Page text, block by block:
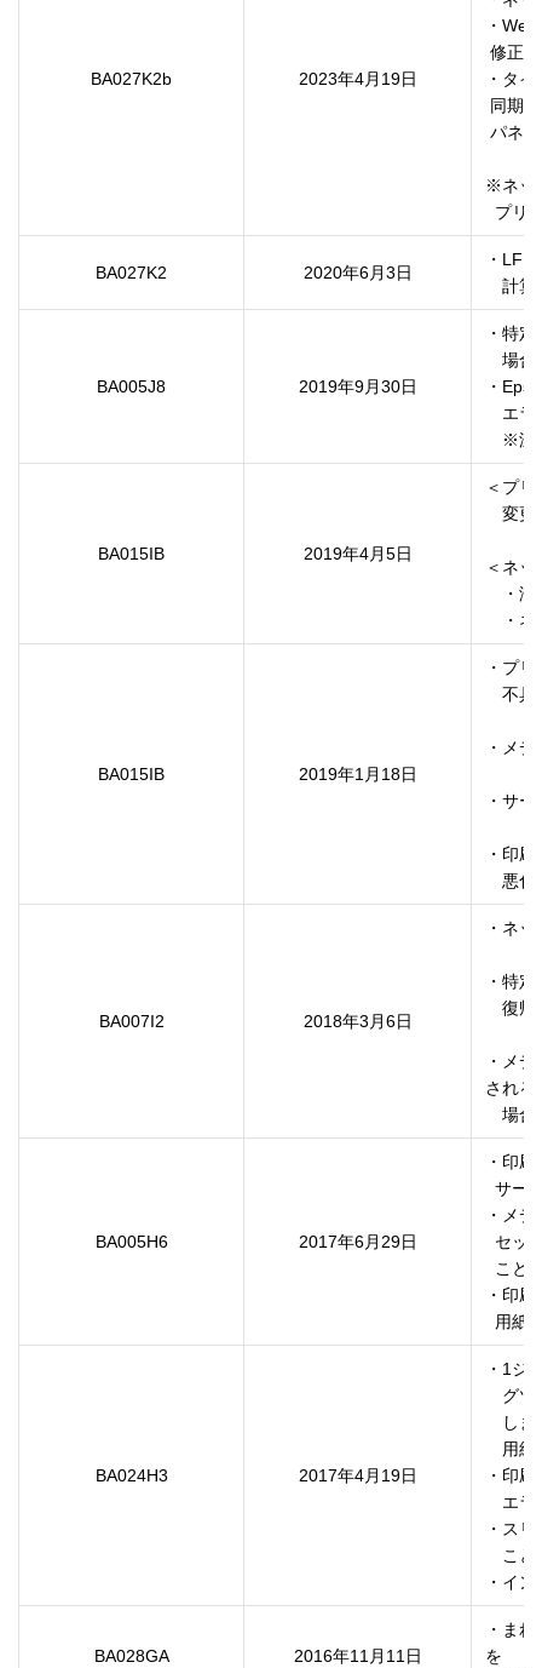
BA027K2b 2023年4月19日
・
修正しました。
・タ
パネル上の日時設定画面が表示されない点を修正しました。
※ネッ
プ
BA027K2 2020年6月3日
・
BA005J8 2019年9月30日
・特
場合
・
エラ
BA015IB 2019年4月5日
＜プ
変更
＜ネ
・海
BA015IB 2019年1月18日
・プ
不具
・メ
・サ
・印
BA007I2 2018年3月6日
・ネ
・特
復帰
・メ
される
BA005H6 2017年6月29日
・印
  サービスコールエラーE67Eが発生する点を修正しました。
・メ
・印
用
BA024H3 2017年4月19日
・1ジ
グツ
しま
用紙
・印
エラ
・ス
こと
・イ
BA028GA 2016年11月11日
・ま
を